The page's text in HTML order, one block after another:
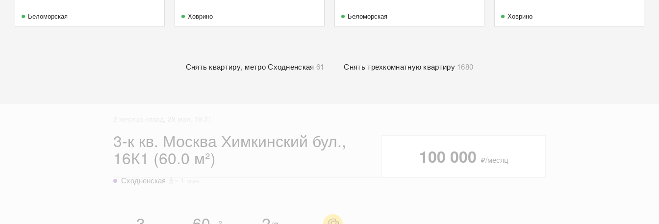
Беломорская Ховрино Беломорская Ховрино
Снять квартиру, метро Сходненская 61 Снять трехкомнатную квартиру 1680
3-к кв. Москва Химкинский бул.,
16К1 (60.0 м²)
Сходненская
100 000 ₽/месяц